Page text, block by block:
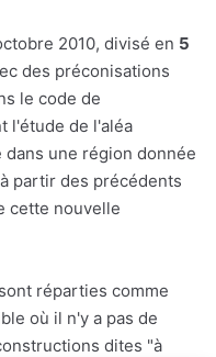
2010, divisé en 5
des préconisations
le code de
l'étude de l'aléa
une région donnée
partir des précédents
cette nouvelle
réparties comme
où il n'y a pas de
dites "à